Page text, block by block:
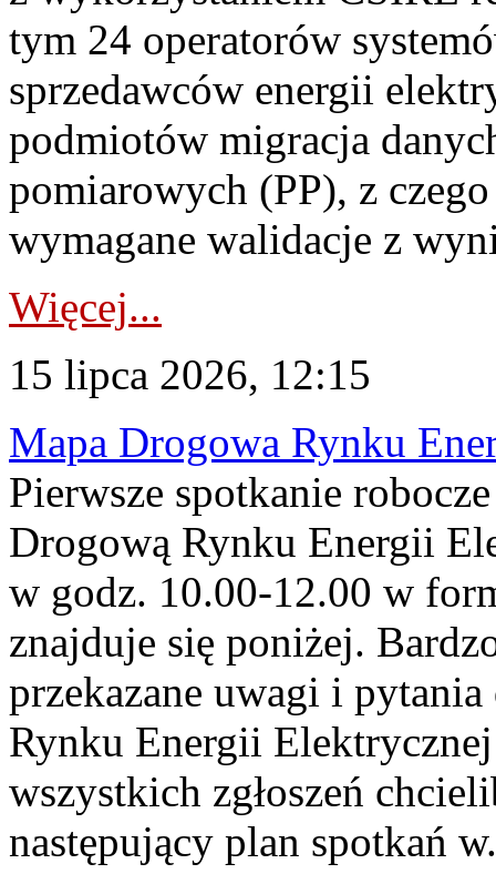
tym 24 operatorów
sprzedawców energii
podmiotów migracja
pomiarowych (PP), z
wymagane walidacje z
Więcej...
15 lipca 2026, 12:15
Mapa Drogowa Rynku
Pierwsze spotkanie
Drogową Rynku Energii
w godz. 10.00-12.00 w
znajduje się poniżej.
przekazane uwagi i
Rynku Energii
wszystkich zgłoszeń
następujący plan spotkań